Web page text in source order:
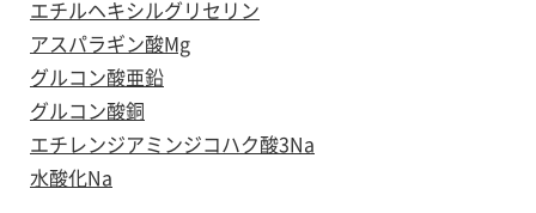
エチルヘキシルグリセリン
アスパラギン酸Mg
グルコン酸亜鉛
グルコン酸銅
エチレンジアミンジコハク酸3Na
水酸化Na